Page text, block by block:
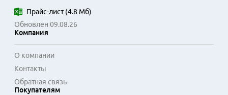
Прайс-лист(4.8 Мб)
Обновлен 09.08.26
Компания
О компании
Контакты
Обратная связь
Покупателям